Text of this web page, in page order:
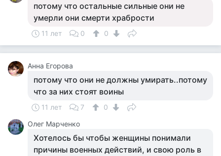
потому что остальные сильные они не
умерли они смерти храбрости
11 лет 0 0
Анна Егорова
потому что они не должны умирать..потому
что за них стоят воины
11 лет 7
0
Олег Марченко
Хотелось бы чтобы женщины понимали
причины военных действий, и свою роль в